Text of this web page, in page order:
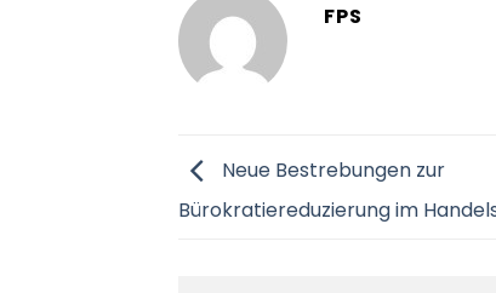
FPS
Neue Bestrebungen zur
Bürokratiereduzierung im